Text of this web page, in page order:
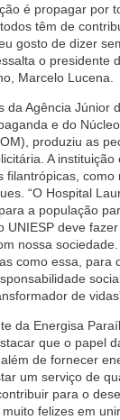
é propagar por
têm de
gosto de dizer
o presidente
Marcelo Lucena.
da Agência Júnior
e do
produziu as
A instituição
filantrópicas, como
“O Hospital
a população
UNIESP deve
nossa
como essa, para
de
da Energisa
que o papel
de fornecer
um serviço de
para o
felizes em